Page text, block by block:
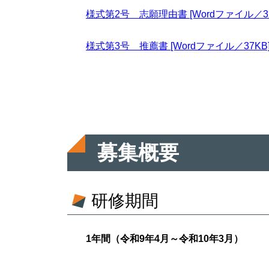
様式第2号 志願理由書 [Wordファイル／
様式第3号 推薦書 [Wordファイル／37KB]
募集概要
研修期間
1年間（令和9年4月～令和10年3月）